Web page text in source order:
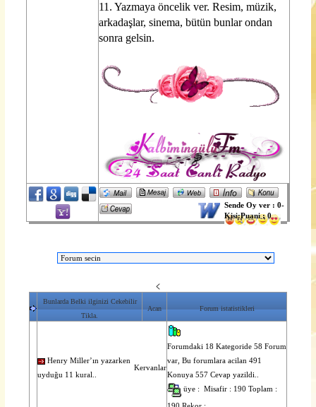
11. Yazmaya öncelik ver. Resim, müzik,
arkadaşlar, sinema, bütün bunlar ondan
sonra gelsin.
Sende Oy ver : 0-
Kisi:Puani : 0
<
Bunlarda Belki ilginizi Cekebilir
Tikla.
Acan Forum istatistikleri
Henry Miller’ın yazarken
uyduğu 11 kural..
Kervanlar
Forumdaki 18 Kategoride 58 Forum
var, Bu forumlara acilan 491
Konuya 557 Cevap yazildi..
üye : Misafir : 190 Toplam :